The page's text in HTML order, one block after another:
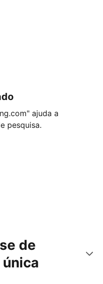
ajuda a
pesquisa.
de